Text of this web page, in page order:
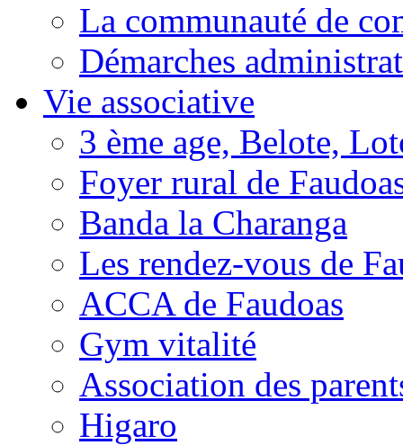
La communauté de
Démarches
Vie associative
3 ème age, Belote,
Foyer rural de
Banda la Charanga
Les rendez-vous de
ACCA de Faudoas
Gym vitalité
Association des
Higaro